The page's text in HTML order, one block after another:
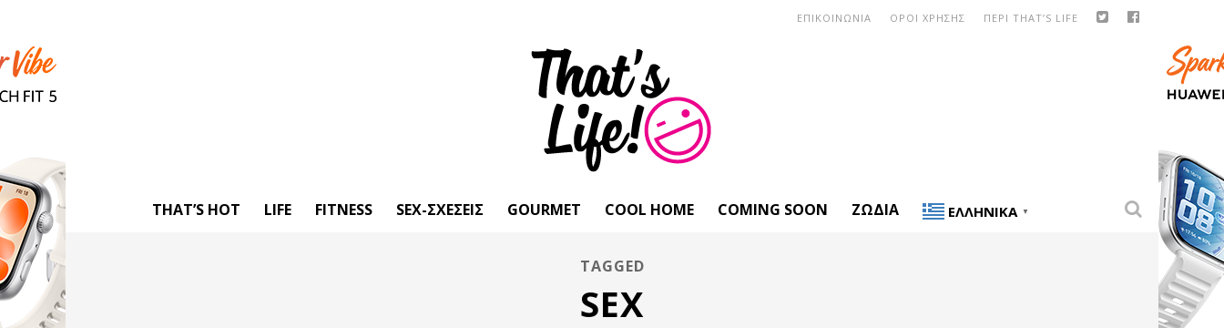
ΠΕΡΙ THAT’S LIFE
ΟΡΟΙ ΧΡΗΣΗΣ
ΕΠΙΚΟΙΝΩΝΙΑ
THAT’S HOT LIFE FITNESS SEX-ΣΧΈΣΕΙΣ GOURMET COOL HOME COMING SOON ΖΏΔΙΑ ΕΛΛΗΝΙΚΆ ▼
TAGGED
SEX